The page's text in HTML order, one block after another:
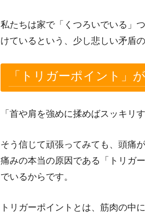
私たちは家で「くつろいでいる」
けているという、少し悲しい矛盾
「トリガーポイント」
「首や肩を強めに揉めばスッキリ
そう信じて頑張ってみても、頭痛
痛みの本当の原因である「トリガ
でいるからです。
トリガーポイントとは、筋肉の中